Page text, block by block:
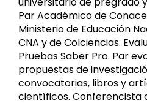
Par Académico de
Ministerio de Educación
CNA y de Colciencias.
Pruebas Saber Pro. Par
propuestas de
convocatorias, libros y
científicos. Conferencista